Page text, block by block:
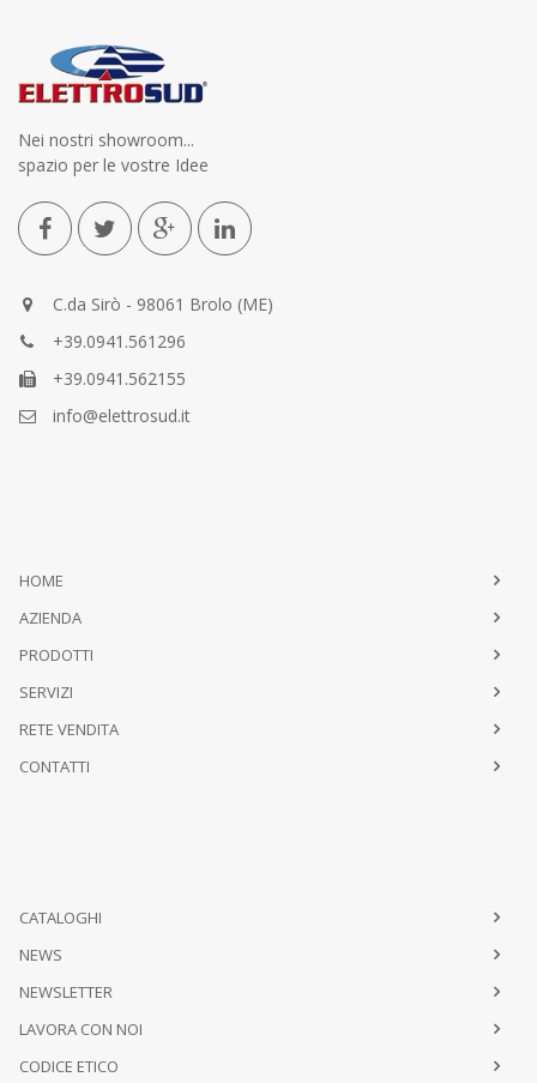
Nei nostri showroom...
spazio per le vostre Idee
C.da Sirò - 98061 Brolo (ME)
+39.0941.561296
+39.0941.562155
info@elettrosud.it
HOME
AZIENDA
PRODOTTI
SERVIZI
RETE VENDITA
CONTATTI
CATALOGHI
NEWS
NEWSLETTER
LAVORA CON NOI
CODICE ETICO